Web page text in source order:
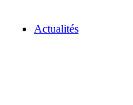
Actualités